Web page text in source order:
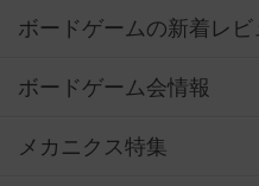
ボードゲームの新着レビ
ボードゲーム会情報
メカニクス特集